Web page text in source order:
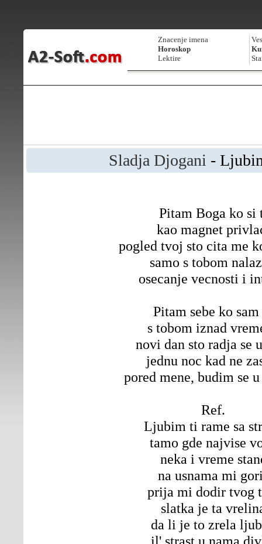
Znacenje imena
Horoskop
Lektire
Sladja Djogani -
Pitam Boga ko si
kao magnet
pogled tvoj sto cita me
samo s tobom
osecanje vecnosti i
Pitam sebe ko
s tobom iznad
novi dan sto radja se
jednu noc kad ne
pored mene, budim se
Ref.
Ljubim ti rame sa
tamo gde najvise
neka i vreme
na usnama mi
prija mi dodir tvog
slatka je ta
da li je to zrela
il' strast u nama